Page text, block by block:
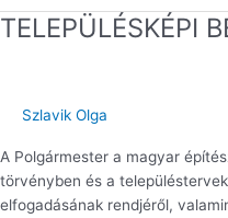
TELEPÜLÉSKÉPI
Szlavik Olga
A Polgármester a magyar
törvényben és a
elfogadásának rendjéről,
TELEPÜLÉSKÉPI